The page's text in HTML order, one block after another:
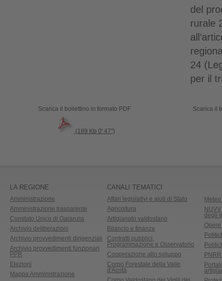
del
rurale
24
per il
Scarica il bollettino in formato PDF
(189 Kb 0' 47")
Scarica il
LA REGIONE
Amministrazione
Amministrazione trasparente
Comitato Unico di Garanzia
Archivio deliberazioni
Archivio provvedimenti dirigenziali
Archivio provvedimenti funzionari
PPR
Elezioni
Mappa Amministrazione
CANALI TEMATICI
Affari legislativi e aiuti di Stato
Agricoltura
Artigianato valdostano
Bilancio e finanze
Contratti pubblici,
Programmazione e Osservatorio
Cooperazione allo sviluppo
Corpo Forestale della Valle
d'Aosta
degli
PNRR